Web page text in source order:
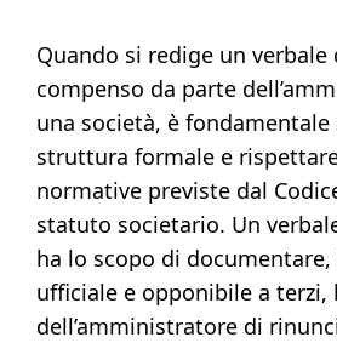
Quando si redige un verbale
compenso da parte
una società, è fondamentale
struttura formale e
normative previste dal
statuto societario. Un
ha lo scopo di
ufficiale e opponibile a terzi,
dell’amministratore di